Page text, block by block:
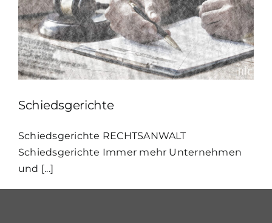
Schiedsgerichte
Schiedsgerichte RECHTSANWALT
Schiedsgerichte Immer mehr Unternehmen
und [...]